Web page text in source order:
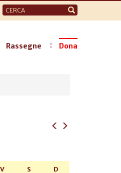
Form
di
Rassegne Dona
V S D